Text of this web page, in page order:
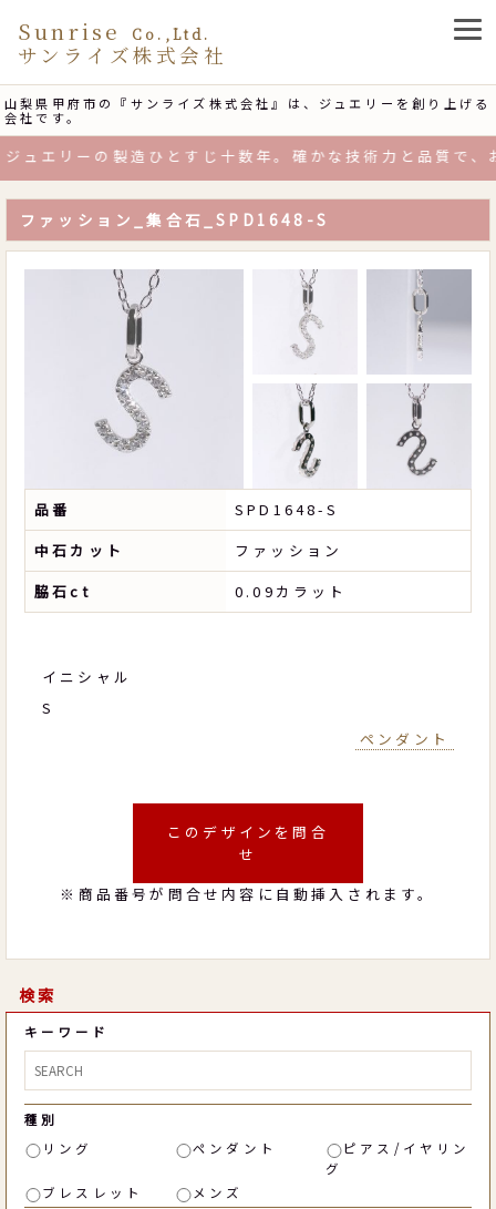
山梨県甲府市の『サンライズ株式会社』は、ジュエリーを創り上げる
会社です。
Sunrise Co.,Ltd.
サンライズ株式会社
エリーの製造ひとすじ十数年。確かな技術力と品質で、
ファッション_集合石_SPD1648-S
品番
SPD1648-S
中石カット
ファッション
脇石ct
0.09カラット
イニシャル
S
ペンダント
このデザインを問合
せ
※商品番号が問合せ内容に自動挿入されます。
検索
キーワード
種別
リング
ペンダント
ピアス/イヤリン
グ
ブレスレット
メンズ